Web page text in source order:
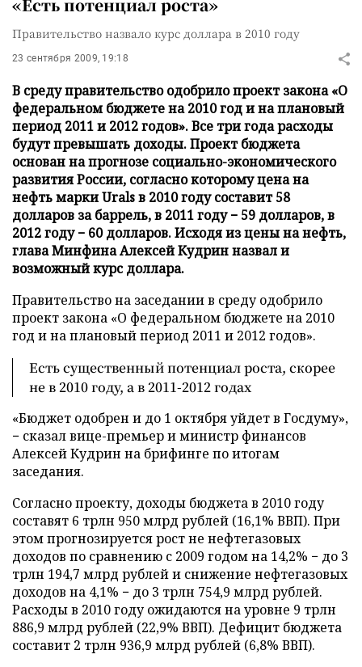
«Есть потенциал роста»
Правительство назвало курс доллара в 2010 году
23 сентября 2009, 19:18
В среду правительство одобрило проект закона «О
федеральном бюджете на 2010 год и на плановый
период 2011 и 2012 годов». Все три года расходы
будут превышать доходы. Проект бюджета
основан на прогнозе социально-экономического
развития России, согласно которому цена на
нефть марки Urals в 2010 году составит 58
долларов за баррель, в 2011 году − 59 долларов, в
2012 году − 60 долларов. Исходя из цены на нефть,
глава Минфина Алексей Кудрин назвал и
возможный курс доллара.
Правительство на заседании в среду одобрило
проект закона «О федеральном бюджете на 2010
год и на плановый период 2011 и 2012 годов».
Есть существенный потенциал роста, скорее
не в 2010 году, а в 2011-2012 годах
«Бюджет одобрен и до 1 октября уйдет в Госдуму»,
− сказал вице-премьер и министр финансов
Алексей Кудрин на брифинге по итогам
заседания.
Согласно проекту, доходы бюджета в 2010 году
составят 6 трлн 950 млрд рублей (16,1% ВВП). При
этом прогнозируется рост не нефтегазовых
доходов по сравнению с 2009 годом на 14,2% − до 3
трлн 194,7 млрд рублей и снижение нефтегазовых
доходов на 4,1% − до 3 трлн 754,9 млрд рублей.
Расходы в 2010 году ожидаются на уровне 9 трлн
886,9 млрд рублей (22,9% ВВП). Дефицит бюджета
составит 2 трлн 936,9 млрд рублей (6,8% ВВП).